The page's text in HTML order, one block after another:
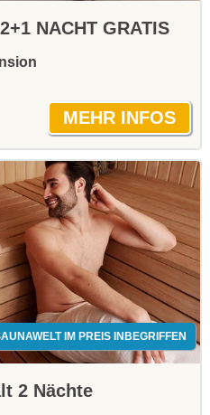
NACHT GRATIS
IM PREIS INBEGRIFFEN
2 Nächte